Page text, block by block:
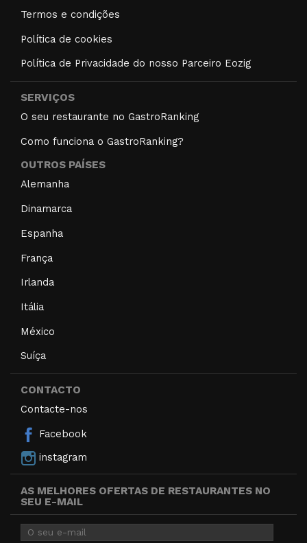
Termos e condições
Política de cookies
Política de Privacidade do nosso Parceiro Eozig
SERVIÇOS
O seu restaurante no GastroRanking
Como funciona o GastroRanking?
OUTROS PAÍSES
Alemanha
Dinamarca
Espanha
França
Irlanda
Itália
México
Suíça
CONTACTO
Contacte-nos
Facebook
instagram
AS MELHORES OFERTAS DE RESTAURANTES NO
SEU E-MAIL